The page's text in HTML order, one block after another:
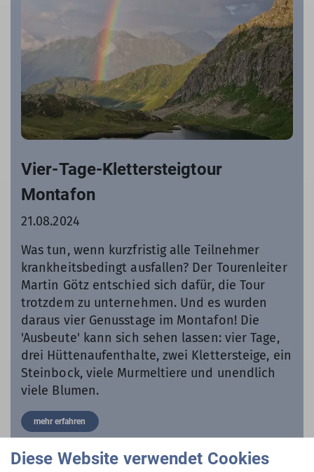
Vier-Tage-Klettersteigtour
Montafon
21.08.2024
Was tun, wenn kurzfristig alle Teilnehmer
krankheitsbedingt ausfallen? Der Tourenleiter
Martin Götz entschied sich dafür, die Tour
trotzdem zu unternehmen. Und es wurden
daraus vier Genusstage im Montafon! Die
'Ausbeute' kann sich sehen lassen: vier Tage,
drei Hüttenaufenthalte, zwei Klettersteige, ein
Steinbock, viele Murmeltiere und unendlich
viele Blumen.
mehr erfahren
Diese Website verwendet Cookies